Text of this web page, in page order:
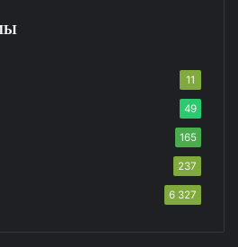
11
49
165
237
6 327